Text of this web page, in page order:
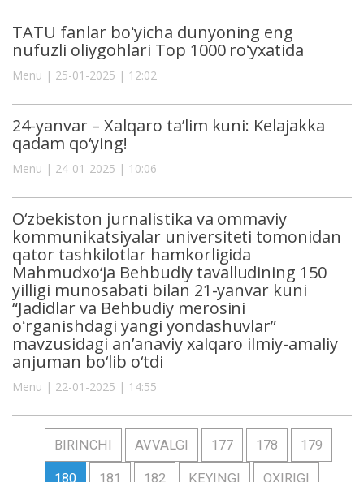
TATU fanlar boʻyicha dunyoning eng
nufuzli oliygohlari Top 1000 roʻyxatida
Menu | 25-01-2025 | 12:02
24-yanvar – Xalqaro ta’lim kuni: Kelajakka
qadam qo‘ying!
Menu | 24-01-2025 | 10:06
O‘zbekiston jurnalistika va ommaviy
kommunikatsiyalar universiteti tomonidan
qator tashkilotlar hamkorligida
Mahmudxo‘ja Behbudiy tavalludining 150
yilligi munosabati bilan 21-yanvar kuni
“Jadidlar va Behbudiy merosini
oʻrganishdagi yangi yondashuvlar”
mavzusidagi an’anaviy xalqaro ilmiy-amaliy
anjuman bo‘lib o‘tdi
Menu | 22-01-2025 | 14:55
BIRINCHI AVVALGI 177 178 179
180 181 182 KEYINGI OXIRIGI